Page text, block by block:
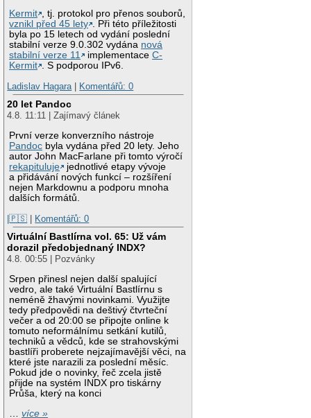
Kermit , tj. protokol pro přenos souborů,
vznikl před 45 lety . Při této příležitosti
byla po 15 letech od vydání poslední
stabilní verze 9.0.302 vydána nová
stabilní verze 11
implementaceC-
Kermit . S podporou IPv6.
Ladislav Hagara | Komentářů: 0
20 let Pandoc
4.8. 11:11 | Zajímavý článek
První verze konverzního nástroje
Pandoc byla vydána před 20 lety. Jeho
autor John MacFarlane při tomto výročí
rekapituluje
jednotlivé etapy vývoje
a přidávání nových funkcí – rozšíření
nejen Markdownu a podporu mnoha
dalších formátů.
|🇵🇸 | Komentářů: 0
Virtuální Bastlírna vol. 65: Už vám
dorazil předobjednaný INDX?
4.8. 00:55 | Pozvánky
Srpen přinesl nejen další spalující
vedro, ale také Virtuální Bastlírnu s
neméně žhavými novinkami. Využijte
tedy předpovědi na deštivý čtvrteční
večer a od 20:00 se připojte online k
tomuto neformálnímu setkání kutilů,
techniků a vědců, kde se strahovskými
bastlíři proberete nejzajímavější věci, na
které jste narazili za poslední měsíc.
Pokud jde o novinky, řeč zcela jistě
přijde na systém INDX pro tiskárny
Průša, který na konci
…více »